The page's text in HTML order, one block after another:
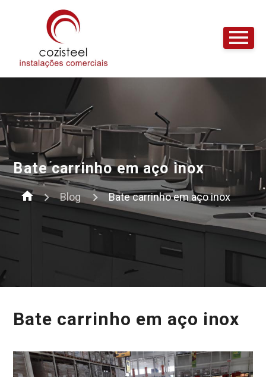
Bate carrinho em aço inox
home Blog Bate carrinho em aço inox
Bate carrinho em aço inox